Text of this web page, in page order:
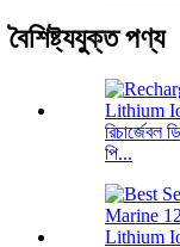
বৈশিষ্ট্যযুক্ত পণ্য
পি...